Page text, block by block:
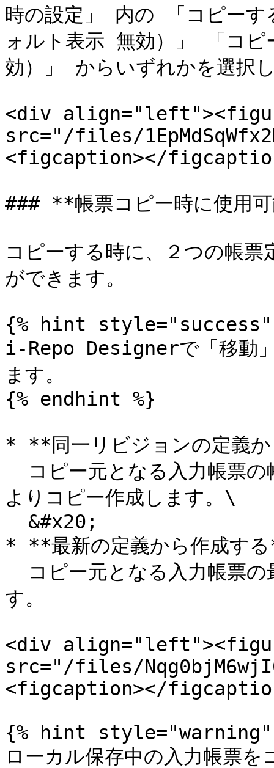
時の設定」 内の 「コピー
ォルト表示 無効）」 「コ
効）」 からいずれかを選択
<div
src="/files/
<figcaption></
### **帳票コピー時に使用
コピーする時に、２つの帳
ができます。
{% hint style="success"
i-Repo Designerで「移動」
ます。
{% endhint %}
* **同一リビジョンの定義
よりコピー作成します。\
* **最新の定義から作成す
す。
<div
src="/files/
<figcaption></
{% hint style="warning"
ローカル保存中の入力帳票